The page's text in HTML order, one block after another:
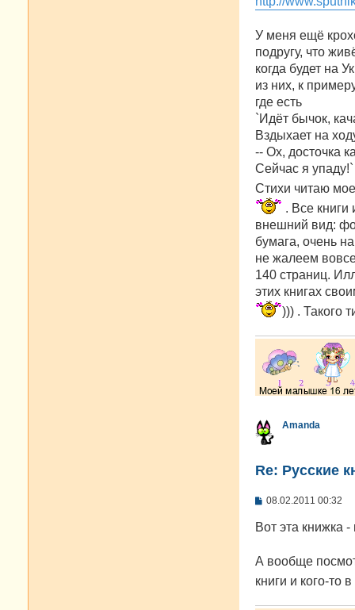
е
и
У меня ещё
подругу, что
когда будет на
из них, к
где есть
`Идёт бычок,
Вздыхает на
-- Ох, досточка
Сейчас я упаду!`
Стихи читаю
. Все
внешний вид:
бумага, очень
не жалеем
140 страниц.
этих книгах
))) . Такого
Amanda
Re: Русские
С
о
б
н
и
е
08.02.2011 00:32
Вот эта книжка
А вообще
книги и кого-то